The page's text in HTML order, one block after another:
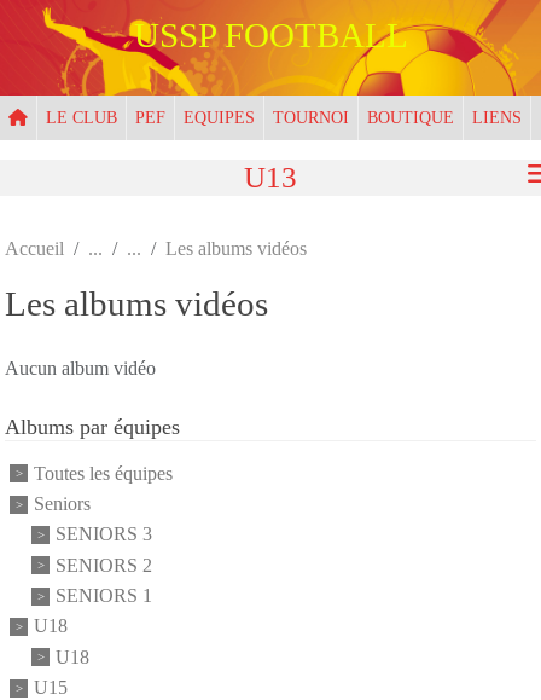
USSP FOOTBALL
LE CLUB PEF EQUIPES TOURNOI BOUTIQUE LIENS
U13
Accueil Les albums vidéos
Les albums vidéos
Aucun album vidéo
Albums par équipes
Toutes les équipes
Seniors
SENIORS 3
SENIORS 2
SENIORS 1
U18
U18
U15
Panneau de gestion des cookies